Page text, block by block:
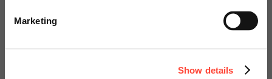
Marketing
Show details